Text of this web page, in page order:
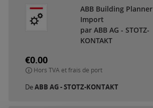
ABB Building Planner
Import
par ABB AG - STOTZ-
KONTAKT
€0.00
Hors TVA et frais de port
DeABB AG - STOTZ-KONTAKT